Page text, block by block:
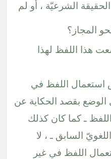
الشرعيّة ، أو لم
المجاز؟
هذا اللفظ لهذا
استعمال اللفظ في
بقصد الحكاية عن
ـ كما كان كذلك
السابق ـ ، لا
اللفظ في غير